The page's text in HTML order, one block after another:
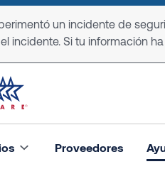
un incidente de
incidente. Si tu información
Proveedores